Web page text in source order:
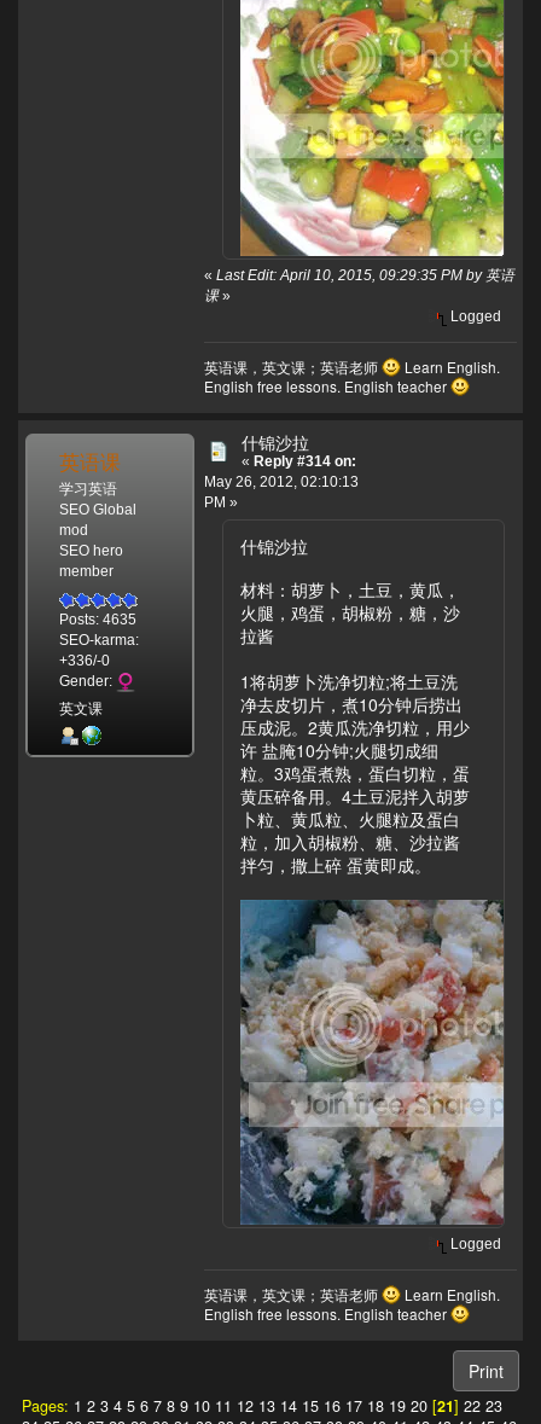
« Last Edit: April 10, 2015, 09:29:35 PM by 英语
课»
Logged
英语课，英文课；英语老师
Learn English.
English free lessons. English teacher
英语课
学习英语
SEO Global
mod
SEO hero
member
Posts: 4635
SEO-karma:
+336/-0
Gender:
英文课
什锦沙拉
« Reply #314 on:
May 26, 2012, 02:10:13
PM »
什锦沙拉
材料：胡萝卜，土豆，黄瓜，
火腿，鸡蛋，胡椒粉，糖，沙
拉酱
1将胡萝卜洗净切粒;将土豆洗
净去皮切片，煮10分钟后捞出
压成泥。2黄瓜洗净切粒，用少
许 盐腌10分钟;火腿切成细
粒。3鸡蛋煮熟，蛋白切粒，蛋
黄压碎备用。4土豆泥拌入胡萝
卜粒、黄瓜粒、火腿粒及蛋白
粒，加入胡椒粉、糖、沙拉酱
拌匀，撒上碎 蛋黄即成。
Logged
英语课，英文课；英语老师
Learn English.
English free lessons. English teacher
Print
Pages: 1 2 3 4 5 6 7 8 9 10 11 12 13 14 15 16 17 18 19 20[21] 22 23